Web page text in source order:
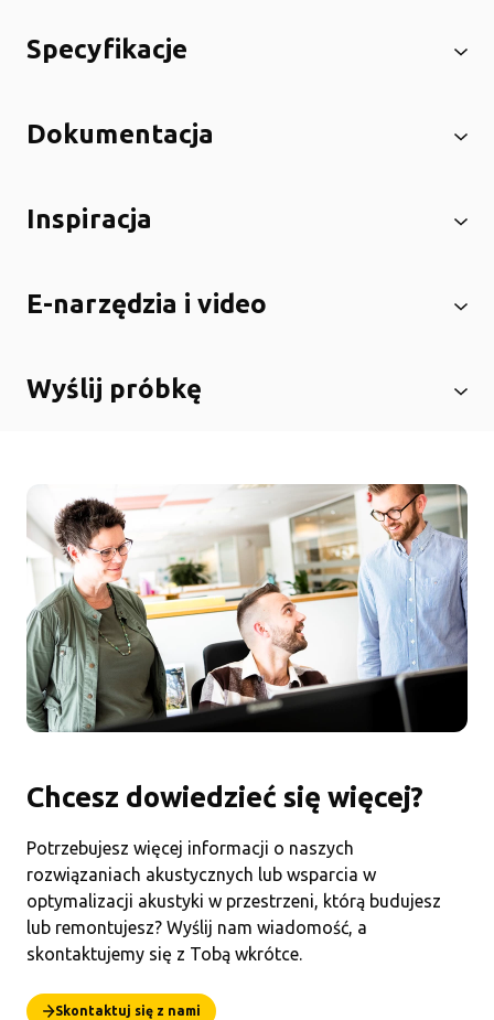
Specyfikacje
Dokumentacja
Inspiracja
E-narzędzia i video
Wyślij próbkę
Chcesz dowiedzieć się więcej?
Potrzebujesz więcej informacji o naszych
rozwiązaniach akustycznych lub wsparcia w
optymalizacji akustyki w przestrzeni, którą budujesz
lub remontujesz? Wyślij nam wiadomość, a
skontaktujemy się z Tobą wkrótce.
Skontaktuj się z nami